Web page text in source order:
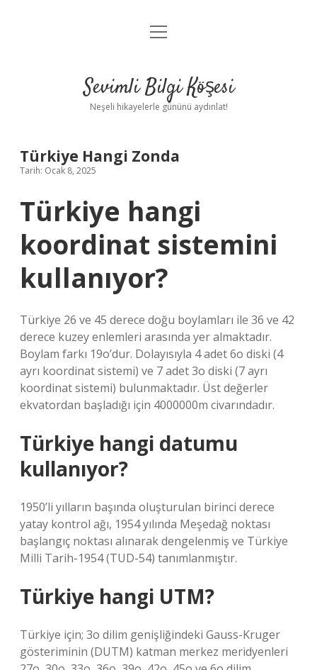
Anasayfa
Yasal Uyarı
menüyü
Sevimli Bilgi Köşesi
Neşeli hikayelerle gününü aydınlat!
Türkiye Hangi Zonda
Tarih: Ocak 8, 2025
Türkiye hangi
koordinat sistemini
kullanıyor?
Türkiye 26 ve 45 derece doğu boylamları ile 36 ve 42
derece kuzey enlemleri arasında yer almaktadır.
Boylam farkı 19o’dur. Dolayısıyla 4 adet 6o diski (4
ayrı koordinat sistemi) ve 7 adet 3o diski (7 ayrı
koordinat sistemi) bulunmaktadır. Üst değerler
ekvatordan başladığı için 4000000m civarındadır.
Türkiye hangi datumu
kullanıyor?
1950’li yılların başında oluşturulan birinci derece
yatay kontrol ağı, 1954 yılında Meşedağ noktası
başlangıç ​​noktası alınarak dengelenmiş ve Türkiye
Milli Tarih-1954 (TUD-54) tanımlanmıştır.
Türkiye hangi UTM?
Türkiye için; 3o dilim genişliğindeki Gauss-Kruger
gösteriminin (DUTM) katman merkez meridyenleri